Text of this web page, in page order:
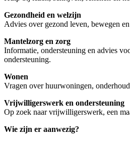
Gezondheid en welzijn
Advies over gezond leven, bewegen
Mantelzorg en zorg
Informatie, ondersteuning en advies
ondersteuning.
Wonen
Vragen over huurwoningen,
Vrijwilligerswerk en ondersteuning
Op zoek naar vrijwilligerswerk, een
Wie zijn er aanwezig?